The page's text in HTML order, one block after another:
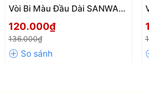
Vòi Bi Màu Đầu Dài SANWA
Bỉ, Thẩm Mỹ Cao
120.000₫
136.000₫